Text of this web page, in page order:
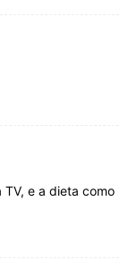
e a dieta como